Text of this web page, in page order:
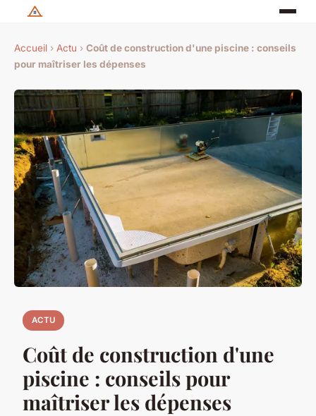
Accueil › Actu › Coût de construction d'une piscine : conseils
pour maîtriser les dépenses
ACTU
Coût de construction d'une
piscine : conseils pour
maîtriser les dépenses